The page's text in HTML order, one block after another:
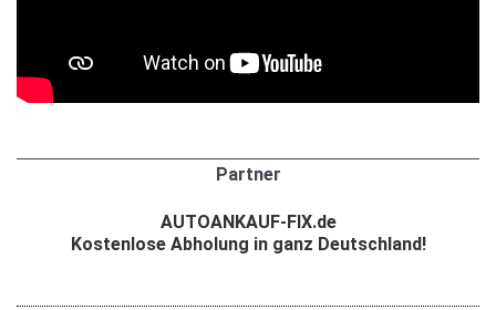
Partner
AUTOANKAUF-FIX.de
Kostenlose Abholung in ganz Deutschland!